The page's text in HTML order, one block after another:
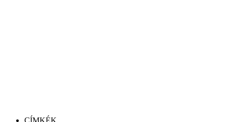
CÍMKÉK